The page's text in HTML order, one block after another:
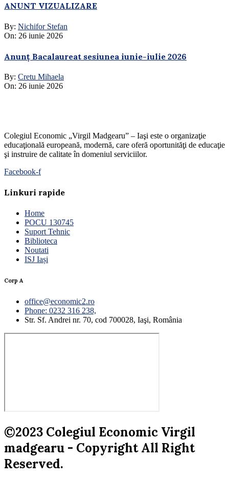
ANUNT VIZUALIZARE
By: Nichifor Stefan
On: 26 iunie 2026
Anunț Bacalaureat sesiunea iunie-iulie 2026
By: Cretu Mihaela
On: 26 iunie 2026
Colegiul Economic „Virgil Madgearu” – Iaşi este o organizaţie
educaţională europeană, modernă, care oferă oportunităţi de educaţie
şi instruire de calitate în domeniul serviciilor.
Facebook-f
Linkuri rapide
Home
POCU 130745
Suport Tehnic
Biblioteca
Noutati
ISJ Iași
Corp A
office@economic2.ro
Phone: 0232 316 238,
Str. Sf. Andrei nr. 70, cod 700028, Iaşi, România
©2023 Colegiul Economic Virgil
madgearu - Copyright All Right
Reserved.